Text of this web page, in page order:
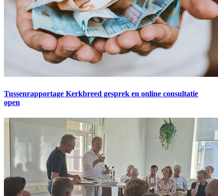
Tussenrapportage Kerkbreed gesprek en online consultatie
open